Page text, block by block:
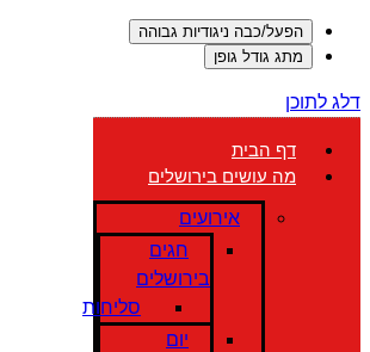
הפעל/כבה ניגודיות גבוהה
מתג גודל גופן
דלג לתוכן
דף הבית
מה עושים בירושלים
אירועים
חגים
בירושלים
סליחות
יום